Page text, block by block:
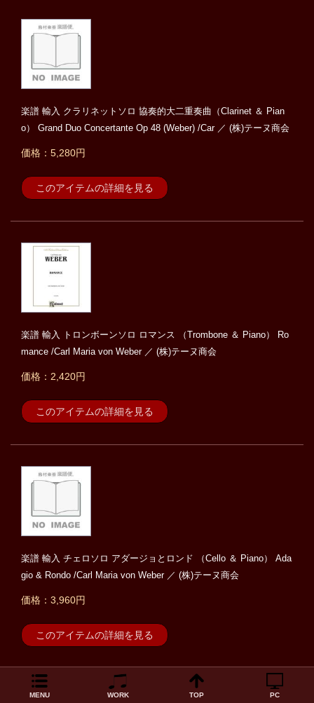
楽譜 輸入 クラリネットソロ 協奏的大二重奏曲（Clarinet ＆ Pian
o） Grand Duo Concertante Op 48 (Weber) /Car ／ (株)テーヌ商会
価格：5,280円
このアイテムの詳細を見る
楽譜 輸入 トロンボーンソロ ロマンス （Trombone ＆ Piano） Ro
mance /Carl Maria von Weber ／ (株)テーヌ商会
価格：2,420円
このアイテムの詳細を見る
楽譜 輸入 チェロソロ アダージョとロンド （Cello ＆ Piano） Ada
gio & Rondo /Carl Maria von Weber ／ (株)テーヌ商会
価格：3,960円
このアイテムの詳細を見る
MENU WORK TOP PC